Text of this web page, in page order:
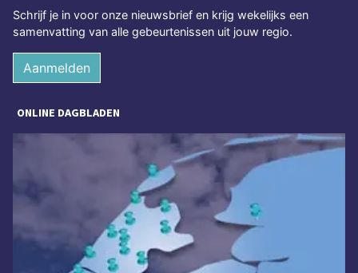
Schrijf je in voor onze nieuwsbrief en krijg wekelijks een
samenvatting van alle gebeurtenissen uit jouw regio.
Aanmelden
ONLINE DAGBLADEN